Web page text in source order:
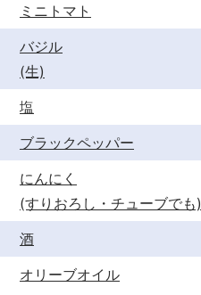
ミニトマト
バジル
(生)
塩
ブラックペッパー
にんにく
(すりおろし・チューブでも)
酒
オリーブオイル